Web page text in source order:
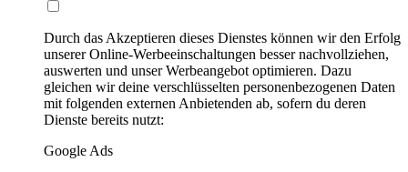
Durch das Akzeptieren dieses Dienstes können wir den Erfolg
unserer Online-Werbeeinschaltungen besser nachvollziehen,
auswerten und unser Werbeangebot optimieren. Dazu
gleichen wir deine verschlüsselten personenbezogenen Daten
mit folgenden externen Anbietenden ab, sofern du deren
Dienste bereits nutzt:
Google Ads